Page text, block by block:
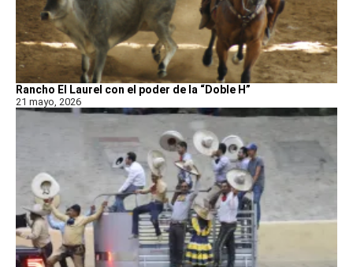
Rancho El Laurel con el poder de la “Doble H”
21 mayo, 2026